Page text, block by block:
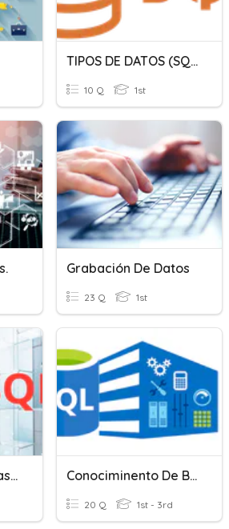
TIPOS DE DATOS (SQL)
10 Q 1st
Grabación De Datos
23 Q 1st
Cuestionario De Base De Datos II Conociminento De Base De Datos II
20 Q 1st - 3rd